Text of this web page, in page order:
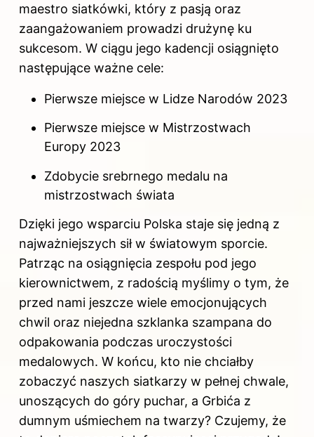
maestro siatkówki, który z pasją oraz
zaangażowaniem prowadzi drużynę ku
sukcesom. W ciągu jego kadencji osiągnięto
następujące ważne cele:
Pierwsze miejsce w Lidze Narodów 2023
Pierwsze miejsce w Mistrzostwach
Europy 2023
Zdobycie srebrnego medalu na
mistrzostwach świata
Dzięki jego wsparciu Polska staje się jedną z
najważniejszych sił w światowym sporcie.
Patrząc na osiągnięcia zespołu pod jego
kierownictwem, z radością myślimy o tym, że
przed nami jeszcze wiele emocjonujących
chwil oraz niejedna szklanka szampana do
odpakowania podczas uroczystości
medalowych. W końcu, kto nie chciałby
zobaczyć naszych siatkarzy w pełnej chwale,
unoszących do góry puchar, a Grbića z
dumnym uśmiechem na twarzy? Czujemy, że